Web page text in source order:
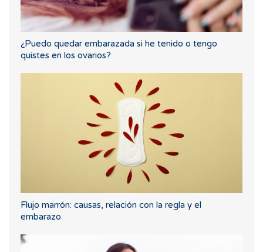
¿Puedo quedar embarazada si he tenido o tengo
quistes en los ovarios?
Flujo marrón: causas, relación con la regla y el
embarazo